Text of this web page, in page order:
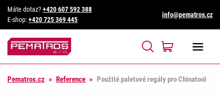
Máte dotaz?+420 607 592 388
E-shop:+420 725 369 445
info@pematros.cz
Pematros.cz » Reference » Použité paletové regály pro Chinatool